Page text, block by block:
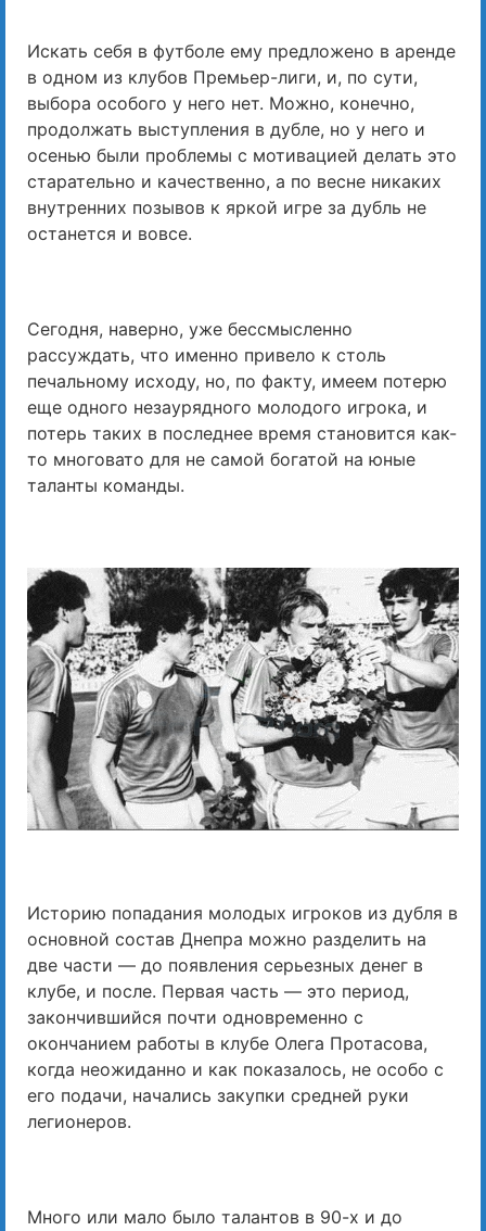
Искать себя в футболе ему предложено в аренде
в одном из клубов Премьер-лиги, и, по сути,
выбора особого у него нет. Можно, конечно,
продолжать выступления в дубле, но у него и
осенью были проблемы с мотивацией делать это
старательно и качественно, а по весне никаких
внутренних позывов к яркой игре за дубль не
останется и вовсе.
Сегодня, наверно, уже бессмысленно
рассуждать, что именно привело к столь
печальному исходу, но, по факту, имеем потерю
еще одного незаурядного молодого игрока, и
потерь таких в последнее время становится как-
то многовато для не самой богатой на юные
таланты команды.
Историю попадания молодых игроков из дубля в
основной состав Днепра можно разделить на
две части — до появления серьезных денег в
клубе, и после. Первая часть — это период,
закончившийся почти одновременно с
окончанием работы в клубе Олега Протасова,
когда неожиданно и как показалось, не особо с
его подачи, начались закупки средней руки
легионеров.
Много или мало было талантов в 90-х и до